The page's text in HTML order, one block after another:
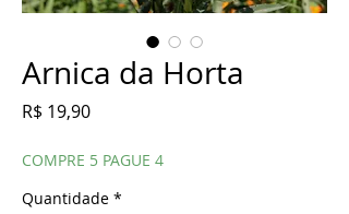
Arnica da Horta
R$ 19,90Preço
COMPRE 5 PAGUE 4
Quantidade *